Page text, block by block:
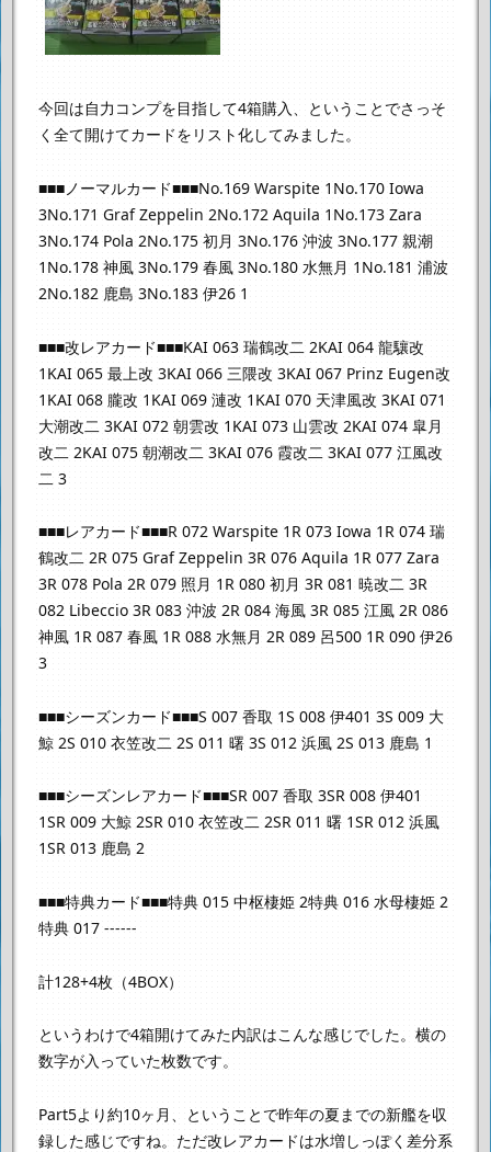
今回は自力コンプを目指して4箱購入、ということでさっそ
く全て開けてカードをリスト化してみました。
■■■ノーマルカード■■■No.169 Warspite 1 No.170 Iowa
3No.171 Graf Zeppelin 2No.172 Aquila 1 No.173 Zara
3No.174 Pola 2No.175 初月 3No.176 沖波 3No.177 親潮
1 No.178 神風 3No.179 春風 3No.180 水無月 1 No.181 浦波
2No.182 鹿島 3No.183 伊26 1
■■■改レアカード■■■KAI 063 瑞鶴改二 2KAI 064 龍驤改
1 KAI 065 最上改 3KAI 066 三隈改 3KAI 067 Prinz Eugen改
1 KAI 068 朧改 1 KAI 069 漣改 1 KAI 070 天津風改 3KAI 071
大潮改二 3KAI 072 朝雲改 1 KAI 073 山雲改 2KAI 074 皐月
改二 2KAI 075 朝潮改二 3KAI 076 霞改二 3KAI 077 江風改
二 3
■■■レアカード■■■R 072 Warspite 1 R 073 Iowa 1 R 074 瑞
鶴改二 2R 075 Graf Zeppelin 3R 076 Aquila 1 R 077 Zara
3R 078 Pola 2R 079 照月 1 R 080 初月 3R 081 暁改二 3R
082 Libeccio 3R 083 沖波 2R 084 海風 3R 085 江風 2R 086
神風 1 R 087 春風 1 R 088 水無月 2R 089 呂500 1 R 090 伊26
3
■■■シーズンカード■■■S 007 香取 1S 008 伊401 3S 009 大
鯨 2S 010 衣笠改二 2S 011 曙 3S 012 浜風 2S 013 鹿島 1
■■■シーズンレアカード■■■SR 007 香取 3SR 008 伊401
1SR 009 大鯨 2SR 010 衣笠改二 2SR 011 曙 1SR 012 浜風
1SR 013 鹿島 2
■■■特典カード■■■特典 015 中枢棲姫 2特典 016 水母棲姫 2
特典 017 ------
計128+4枚（4BOX）
というわけで4箱開けてみた内訳はこんな感じでした。 横の
数字が入っていた枚数です。
Part5より約10ヶ月、ということで昨年の夏までの新艦を収
録した感じですね。 ただ改レアカードは水増しっぽく差分系